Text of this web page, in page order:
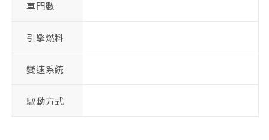
車門數
引擎燃料
變速系統
驅動方式